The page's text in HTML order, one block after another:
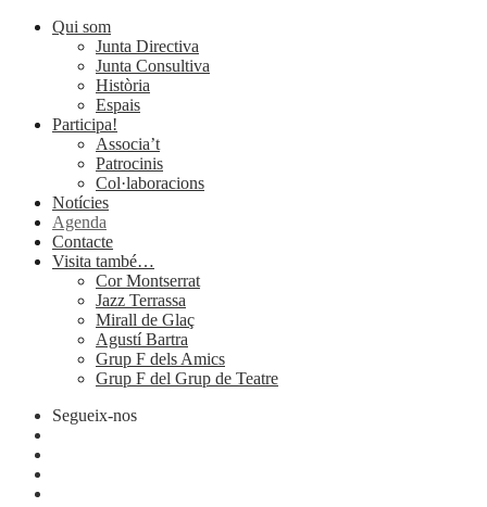
Qui som
Junta Directiva
Junta Consultiva
Història
Espais
Participa!
Associa’t
Patrocinis
Col·laboracions
Notícies
Agenda
Contacte
Visita també…
Cor Montserrat
Jazz Terrassa
Mirall de Glaç
Agustí Bartra
Grup F dels Amics
Grup F del Grup de Teatre
Segueix-nos